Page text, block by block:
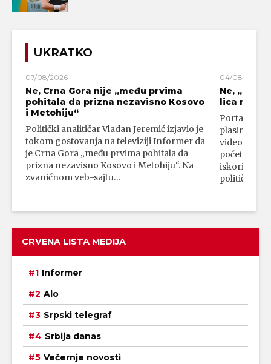
UKRATKO
07/08/2026
Ne, Crna Gora nije „među prvima
pohitala da prizna nezavisno Kosovo
i Metohiju“
Politički analitičar Vladan Jeremić izjavio je
tokom gostovanja na televiziji Informer da
je Crna Gora „među prvima pohitala da
prizna nezavisno Kosovo i Metohiju“. Na
zvaničnom veb-sajtu…
04/08/2026
Ne,
lica
Portal 24
plasirali su
video-
početka
iskorišćava
političkim
CRVENA LISTA MEDIJA
Informer
Alo
Srpski telegraf
Srbija danas
Večernje novosti